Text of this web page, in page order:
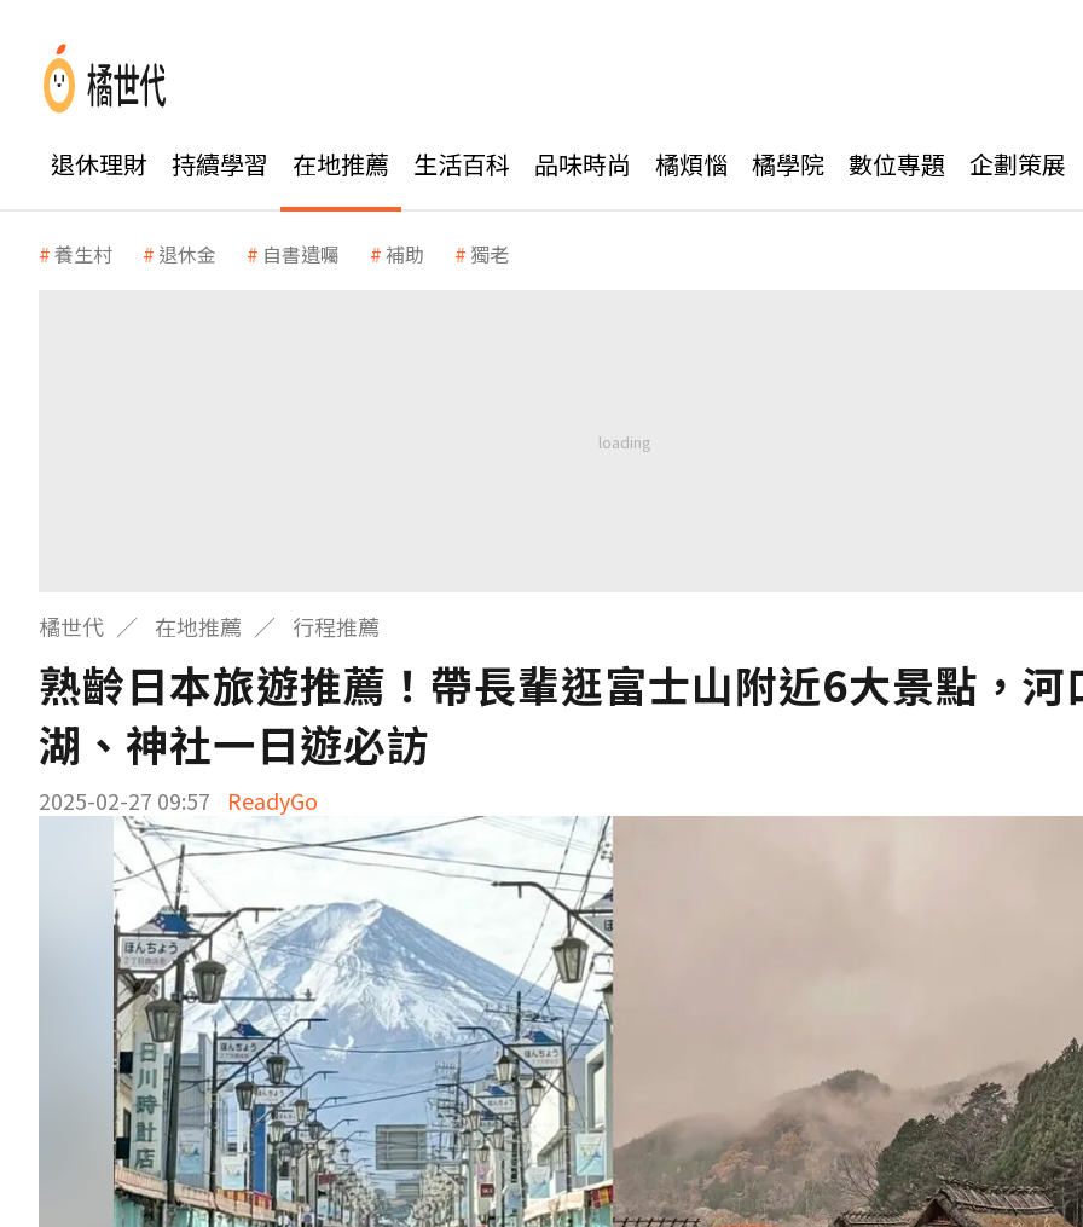
退休理財 持續學習 在地推薦 生活百科 品味時尚 橘煩惱 橘學院 數位專題 企劃策展
養生村 退休金 自書遺囑 補助 獨老
橘世代 在地推薦 行程推薦
熟齡日本旅遊推薦！帶長輩逛富士山附近6大景點，河
湖、神社一日遊必訪
2025-02-27 09:57 ReadyGo